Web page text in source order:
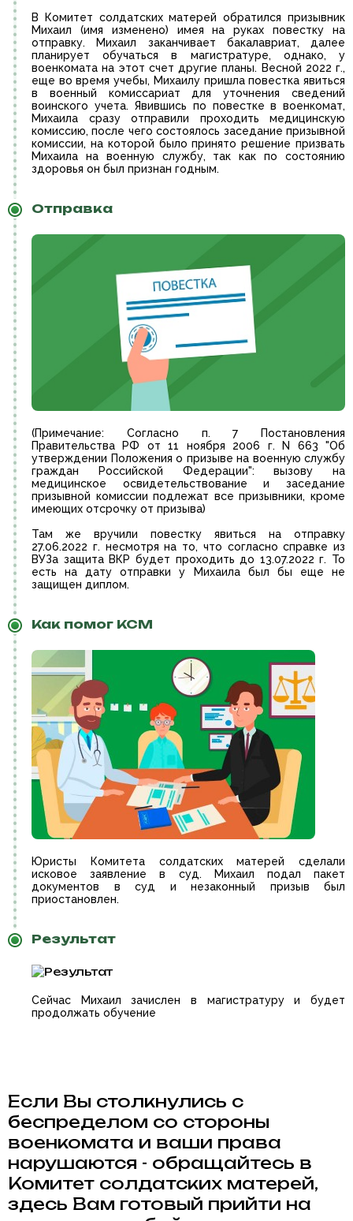
В Комитет солдатских матерей обратился призывник
Михаил (имя изменено) имея на руках повестку на
отправку. Михаил заканчивает бакалавриат, далее
планирует обучаться в магистратуре, однако, у
военкомата на этот счет другие планы. Весной 2022 г.,
еще во время учебы, Михаилу пришла повестка явиться
в военный комиссариат для уточнения сведений
воинского учета. Явившись по повестке в военкомат,
Михаила сразу отправили проходить медицинскую
комиссию, после чего состоялось заседание призывной
комиссии, на которой было принято решение призвать
Михаила на военную службу, так как по состоянию
здоровья он был признан годным.
Отправка
(Примечание: Согласно п. 7 Постановления
Правительства РФ от 11 ноября 2006 г. N 663 "Об
утверждении Положения о призыве на военную службу
граждан Российской Федерации": вызову на
медицинское освидетельствование и заседание
призывной комиссии подлежат все призывники, кроме
имеющих отсрочку от призыва)
Там же вручили повестку явиться на отправку
27.06.2022 г. несмотря на то, что согласно справке из
ВУЗа защита ВКР будет проходить до 13.07.2022 г. То
есть на дату отправки у Михаила был бы еще не
защищен диплом.
Как помог КСМ
Юристы Комитета солдатских матерей сделали
исковое заявление в суд. Михаил подал пакет
документов в суд и незаконный призыв был
приостановлен.
Результат
Сейчас Михаил зачислен в магистратуру и будет
продолжать обучение
Если Вы столкнулись с
беспределом со стороны
военкомата и ваши права
нарушаются - обращайтесь в
Комитет солдатских матерей,
здесь Вам готовый прийти на